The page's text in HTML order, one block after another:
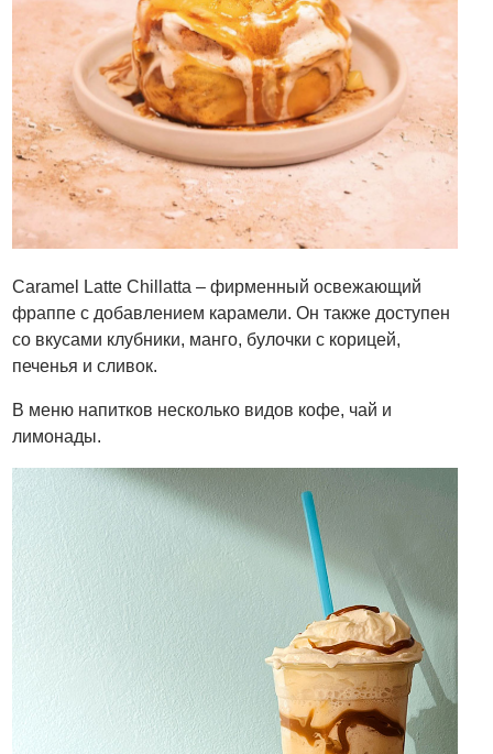
Caramel Latte Chillatta – фирменный освежающий
фраппе с добавлением карамели. Он также доступен
со вкусами клубники, манго, булочки с корицей,
печенья и сливок.
В меню напитков несколько видов кофе, чай и
лимонады.